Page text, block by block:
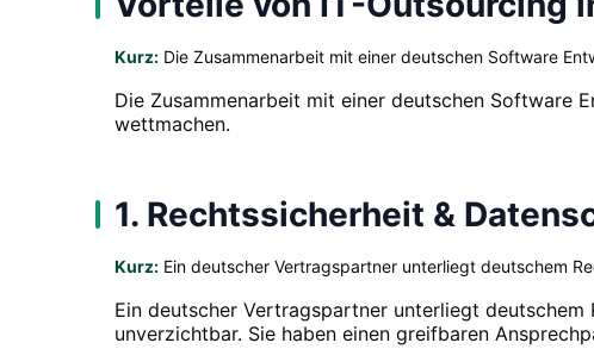
Kurz: Die Zusammenarbeit mit einer deutschen Software
Die Zusammenarbeit mit einer deutschen Software
wettmachen.
1. Rechtssicherheit &
Kurz: Ein deutscher Vertragspartner unterliegt deutschem
Ein deutscher Vertragspartner unterliegt
unverzichtbar. Sie haben einen greifbaren